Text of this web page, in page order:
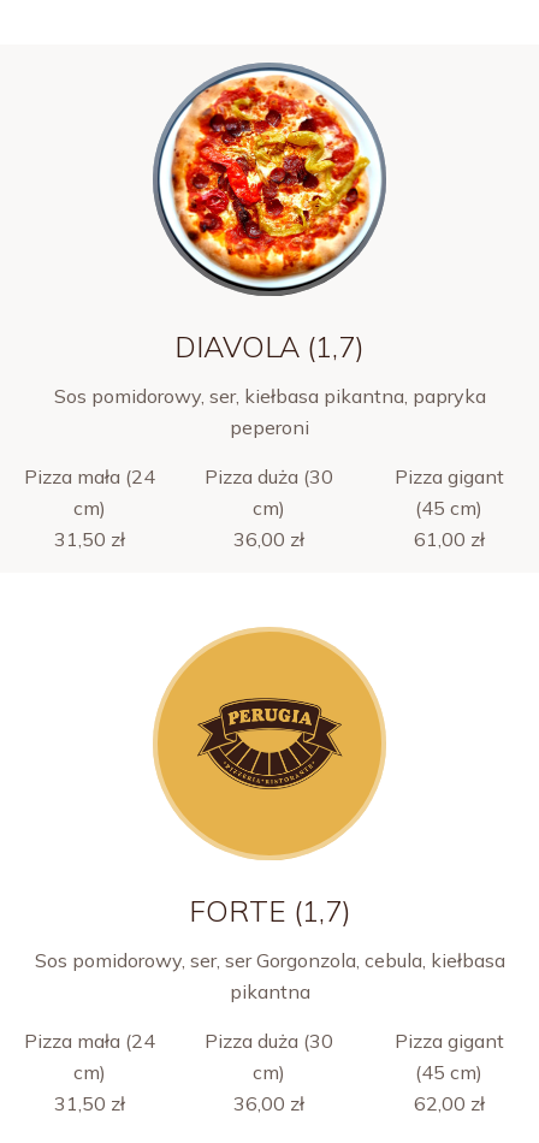
DIAVOLA (1,7)
Sos pomidorowy, ser, kiełbasa pikantna, papryka
peperoni
Pizza mała (24
cm)
Pizza duża (30
cm)
Pizza gigant
(45 cm)
31,50 zł
36,00 zł 61,00 zł
FORTE (1,7)
Sos pomidorowy, ser, ser Gorgonzola, cebula, kiełbasa
pikantna
Pizza mała (24
cm)
Pizza duża (30
cm)
Pizza gigant
(45 cm)
31,50 zł
36,00 zł 62,00 zł